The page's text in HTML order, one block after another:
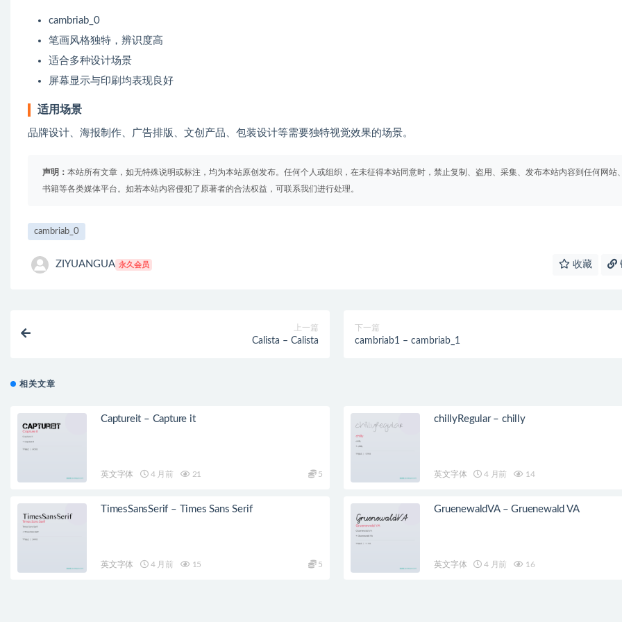
cambriab_0
笔画风格独特，辨识度高
适合多种设计场景
屏幕显示与印刷均表现良好
适用场景
品牌设计、海报制作、广告排版、文创产品、包装设计等需要独特视觉效果的场景。
声明： 本站所有文章，如无特殊说明或标注，均为本站原创发布。任何个人或组织，在未征得本站同意时，禁止复制、盗用、采集、发布本站内容到任何网站
书籍等各类媒体平台。如若本站内容侵犯了原著者的合法权益，可联系我们进行处理。
cambriab_0
ZIYUANGUA 永久会员 收藏
上一篇
Calista – Calista
下一篇
cambriab1 – cambriab_1
相关文章
Captureit – Capture it
英文字体 4 月前 21 5
chillyRegular – chilly
英文字体 4 月前 14
TimesSansSerif – Times Sans Serif
英文字体 4 月前 15 5
GruenewaldVA – Gruenewald VA
英文字体 4 月前 16